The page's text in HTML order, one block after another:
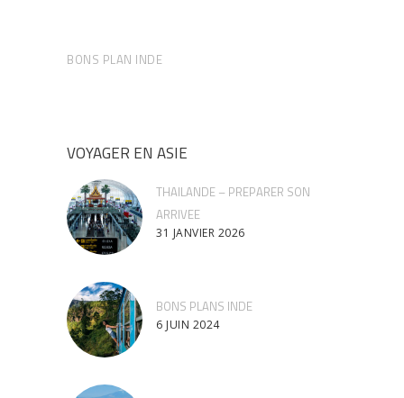
BONS PLAN INDE
VOYAGER EN ASIE
THAILANDE – PREPARER SON
ARRIVEE
31 JANVIER 2026
BONS PLANS INDE
6 JUIN 2024